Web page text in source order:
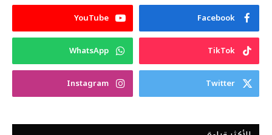
Facebook
YouTube
TikTok
WhatsApp
Twitter
Instagram